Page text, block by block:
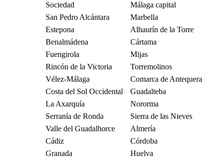
Sociedad
Málaga capital
San Pedro Alcántara
Marbella
Estepona
Alhaurín de la Torre
Benalmádena
Cártama
Fuengirola
Mijas
Rincón de la Victoria
Torremolinos
Vélez-Málaga
Comarca de Antequera
Costa del Sol Occidental
Guadalteba
La Axarquía
Nororma
Serranía de Ronda
Sierra de las Nieves
Valle del Guadalhorce
Almería
Cádiz
Córdoba
Granada
Huelva